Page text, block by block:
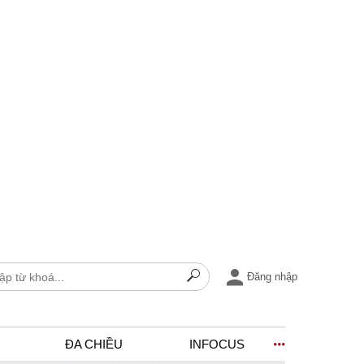
Đăng nhập
ĐA CHIỀU INFOCUS